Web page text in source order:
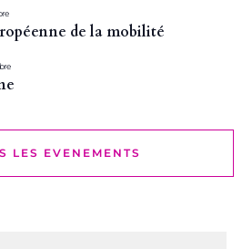
de la mobilité
LES EVENEMENTS